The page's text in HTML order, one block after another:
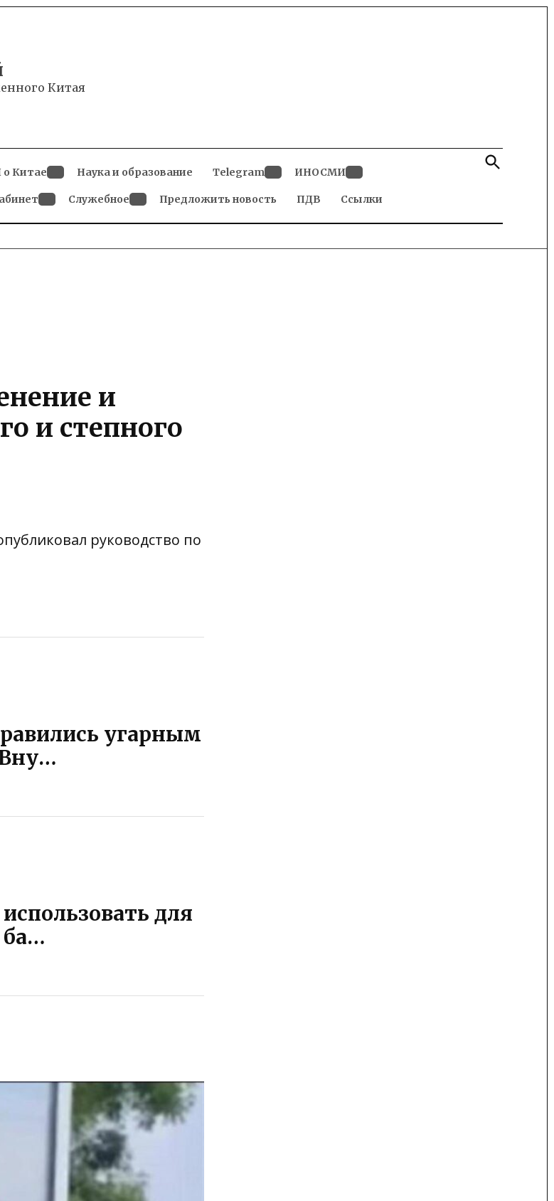
Китая
Китае
dropdown
menu
Наука и образование Telegram
dropdown
ИНОСМИ
dropdown
dropdown
Служебное
dropdown
Предложить новость ПДВ Ссылки
Open
Search
и
и степного
руководство по
угарным
для
ба…